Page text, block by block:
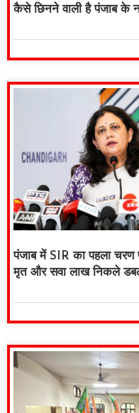
कैसे छिनने वाली है पंजाब के
पंजाब में SIR का पहला चरण
मृत और सवा लाख निकले